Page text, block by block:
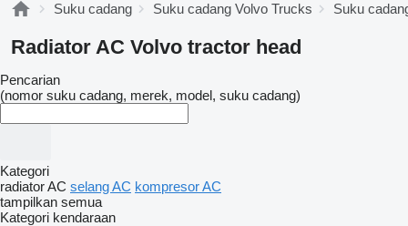
Suku cadang Suku cadang Volvo Trucks Suku
Radiator AC Volvo tractor head
Pencarian
(nomor suku cadang, merek, model, suku cadang)
Kategori
radiator AC selang AC kompresor AC
tampilkan semua
Kategori kendaraan